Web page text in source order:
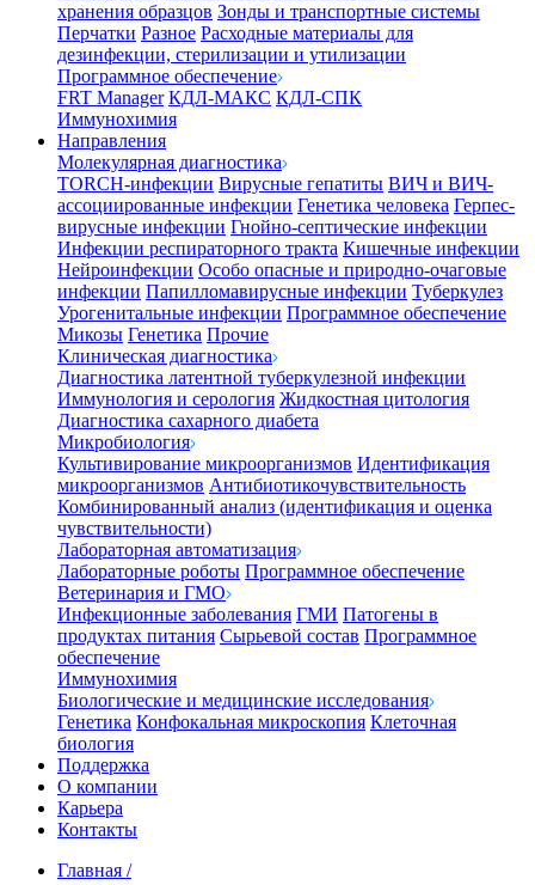
хранения образцов Зонды и транспортные системы
Перчатки Разное Расходные материалы для
дезинфекции, стерилизации и утилизации
Программное обеспечение
FRT Manager КДЛ-МАКС КДЛ-СПК
Иммунохимия
Направления
Молекулярная диагностика
TORCH-инфекции Вирусные гепатиты ВИЧ и ВИЧ-
ассоциированные инфекции Генетика человека Герпес-
вирусные инфекции Гнойно-септические инфекции
Инфекции респираторного тракта Кишечные инфекции
Нейроинфекции Особо опасные и природно-очаговые
инфекции Папилломавирусные инфекции Туберкулез
Урогенитальные инфекции Программное обеспечение
Микозы Генетика Прочие
Клиническая диагностика
Диагностика латентной туберкулезной инфекции
Иммунология и серология Жидкостная цитология
Диагностика сахарного диабета
Микробиология
Культивирование микроорганизмов Идентификация
микроорганизмов Антибиотикочувствительность
Комбинированный анализ (идентификация и оценка
чувствительности)
Лабораторная автоматизация
Лабораторные роботы Программное обеспечение
Ветеринария и ГМО
Инфекционные заболевания ГМИ Патогены в
продуктах питания Сырьевой состав Программное
обеспечение
Иммунохимия
Биологические и медицинские исследования
Генетика Конфокальная микроскопия Клеточная
биология
Поддержка
О компании
Карьера
Контакты
Главная /